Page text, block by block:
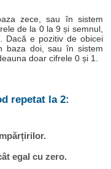
zece, sau în sistem
de la 0 la 9 și semnul,
Dacă e pozitiv de obicei
baza doi, sau în sistem
doar cifrele 0 și 1.
repetat la 2:
egal cu zero.